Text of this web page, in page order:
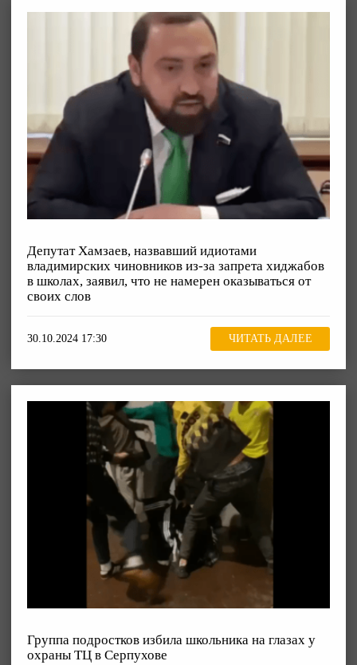
Депутат Хамзаев, назвавший идиотами
владимирских чиновников из-за запрета хиджабов
в школах, заявил, что не намерен оказываться от
своих слов
30.10.2024 17:30 ЧИТАТЬ ДАЛЕЕ
Группа подростков избила школьника на глазах у
охраны ТЦ в Серпухове